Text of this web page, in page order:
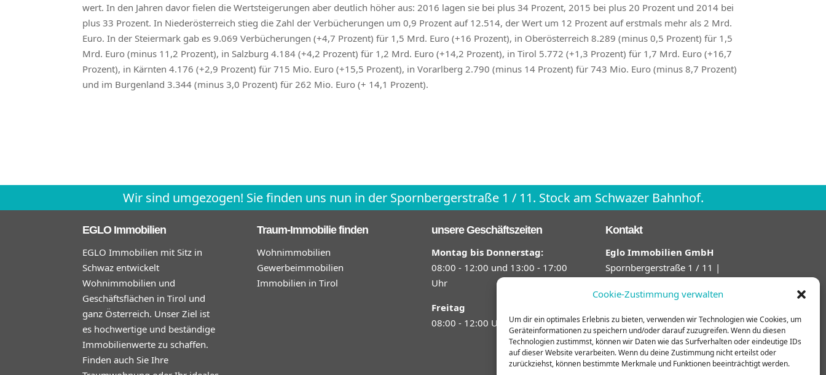
Cookie-Zustimmung verwalten
Um dir ein optimales Erlebnis zu bieten, verwenden wir Technologien wie Cookies, um
Geräteinformationen zu speichern und/oder darauf zuzugreifen. Wenn du diesen
Technologien zustimmst, können wir Daten wie das Surfverhalten oder eindeutige IDs
auf dieser Website verarbeiten. Wenn du deine Zustimmung nicht erteilst oder
zurückziehst, können bestimmte Merkmale und Funktionen beeinträchtigt werden.
wert. In den Jahren davor fielen die Wertsteigerungen aber deutlich höher aus: 2016 lagen sie bei plus 34 Prozent, 2015 bei plus 20 Prozent und 2014 bei
plus 33 Prozent. In Niederösterreich stieg die Zahl der Verbücherungen um 0,9 Prozent auf 12.514, der Wert um 12 Prozent auf erstmals mehr als 2 Mrd.
Euro. In der Steiermark gab es 9.069 Verbücherungen (+4,7 Prozent) für 1,5 Mrd. Euro (+16 Prozent), in Oberösterreich 8.289 (minus 0,5 Prozent) für 1,5
Mrd. Euro (minus 11,2 Prozent), in Salzburg 4.184 (+4,2 Prozent) für 1,2 Mrd. Euro (+14,2 Prozent), in Tirol 5.772 (+1,3 Prozent) für 1,7 Mrd. Euro (+16,7
Prozent), in Kärnten 4.176 (+2,9 Prozent) für 715 Mio. Euro (+15,5 Prozent), in Vorarlberg 2.790 (minus 14 Prozent) für 743 Mio. Euro (minus 8,7 Prozent)
und im Burgenland 3.344 (minus 3,0 Prozent) für 262 Mio. Euro (+ 14,1 Prozent).
EGLO Immobilien
EGLO Immobilien mit Sitz in
Schwaz entwickelt
Wohnimmobilien und
Geschäftsflächen in Tirol und
ganz Österreich. Unser Ziel ist
es hochwertige und beständige
Immobilienwerte zu schaffen.
Finden auch Sie Ihre
Traum-Immobilie finden
Wohnimmobilien
Gewerbeimmobilien
Immobilien in Tirol
unsere Geschäftszeiten
Montag bis Donnerstag:
08:00 - 12:00 und 13:00 - 17:00
Uhr
Freitag
08:00 - 12:00 Uhr
Kontakt
Eglo Immobilien GmbH
Spornbergerstraße 1 / 11 |
E-Mail:office@eglo-
immobilien.at
Wir sind umgezogen! Sie finden uns nun in der Spornbergerstraße 1 / 11. Stock am Schwazer Bahnhof.